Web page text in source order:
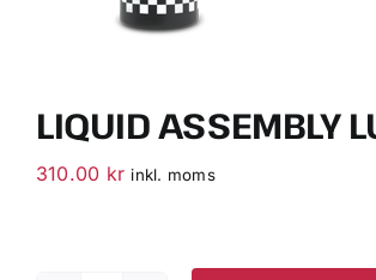
WOOCOMMERCE CART
LIQUID ASSEMBLY
310.00 kr inkl. moms